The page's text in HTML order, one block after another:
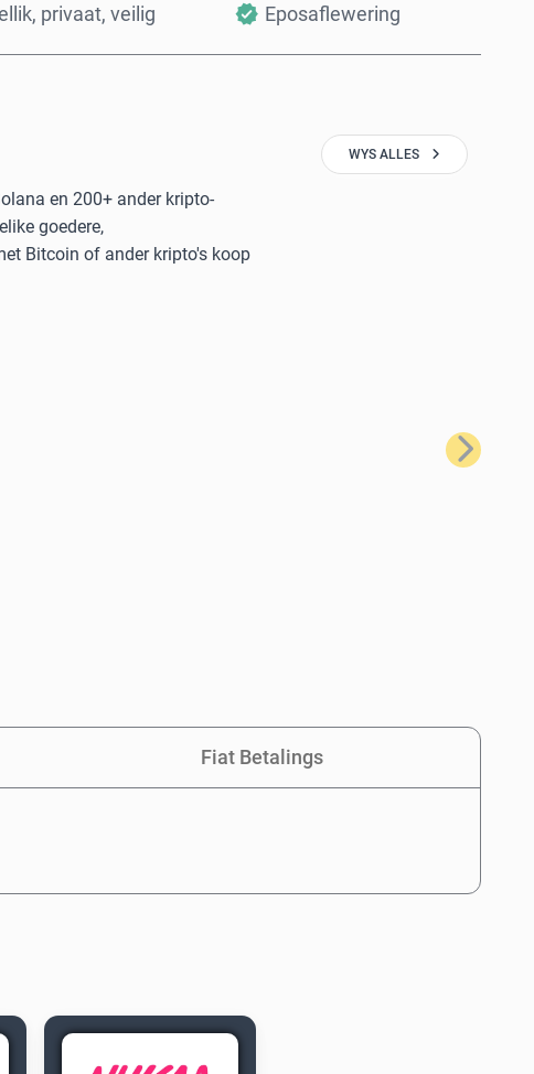
privaat, veilig Eposaflewering
en 200+ ander kripto-
goedere,
Bitcoin of ander kripto's koop
WYS ALLES
Volgende
Fiat Betalings